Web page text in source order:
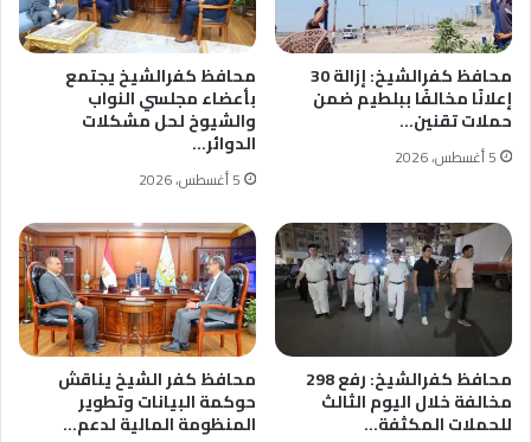
محافظ كفرالشيخ: إزالة 30
إعلانًا مخالفًا ببلطيم ضمن
حملات تقنين…
5 أغسطس، 2026
محافظ كفرالشيخ يجتمع
بأعضاء مجلسي النواب
والشيوخ لحل مشكلات
الدوائر…
5 أغسطس، 2026
محافظ كفرالشيخ: رفع 298
مخالفة خلال اليوم الثالث
للحملات المكثفة…
محافظ كفر الشيخ يناقش
حوكمة البيانات وتطوير
المنظومة المالية لدعم…